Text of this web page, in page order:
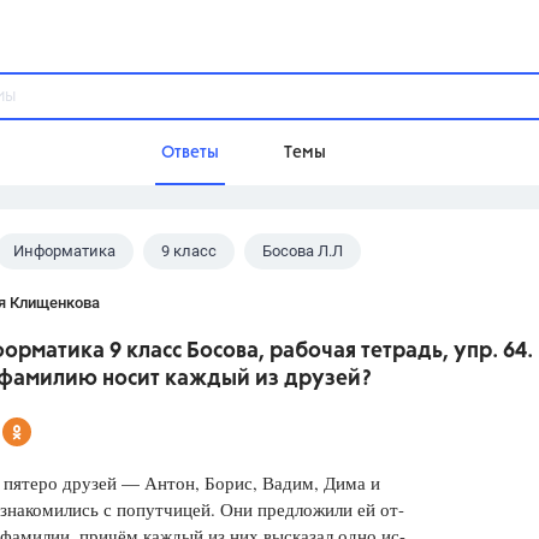
Ответы Темы
Домашнее задание
Школа
Учебники
Разумовская М.М.,
Информатика 9 класс Босова Л.Л
Клищенкова
9 класс Босова, рабочая тетрадь, упр. 64.
носит каждый из друзей?
пятеро друзей — Антон, Борис, Вадим, Дима и
с попутчицей. Они предложили ей от-